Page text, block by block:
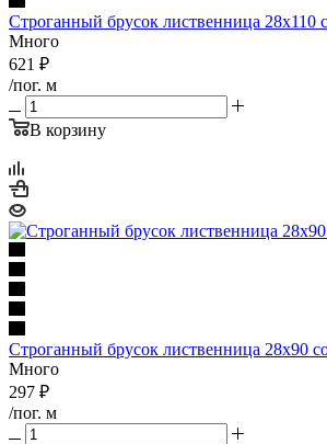
Строганный брусок лиственница 28х110
Много
621 ₽
/пог. м
В корзину
Строганный брусок лиственница 28х90
Много
297 ₽
/пог. м